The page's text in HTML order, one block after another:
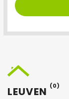
LEUVEN (0)